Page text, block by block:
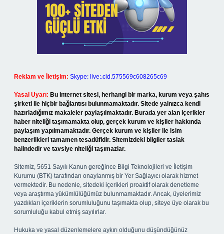
Reklam ve İletişim: Skype: live:.cid.575569c608265c69
Yasal Uyarı: Bu internet sitesi, herhangi bir marka, kurum veya şahıs
şirketi ile hiçbir bağlantısı bulunmamaktadır. Sitede yalnızca kendi
hazırladığımız makaleler paylaşılmaktadır. Burada yer alan içerikler
haber niteliği taşımamakta olup, gerçek kurum ve kişiler hakkında
paylaşım yapılmamaktadır. Gerçek kurum ve kişiler ile isim
benzerlikleri tamamen tesadüfidir. Sitemizdeki bilgiler taslak
halindedir ve tavsiye niteliği taşımazlar.
Sitemiz, 5651 Sayılı Kanun gereğince Bilgi Teknolojileri ve İletişim
Kurumu (BTK) tarafından onaylanmış bir Yer Sağlayıcı olarak hizmet
vermektedir. Bu nedenle, sitedeki içerikleri proaktif olarak denetleme
veya araştırma yükümlülüğümüz bulunmamaktadır. Ancak, üyelerimiz
yazdıkları içeriklerin sorumluluğunu taşımakta olup, siteye üye olarak bu
sorumluluğu kabul etmiş sayılırlar.
Hukuka ve yasal düzenlemelere aykırı olduğunu düşündüğünüz